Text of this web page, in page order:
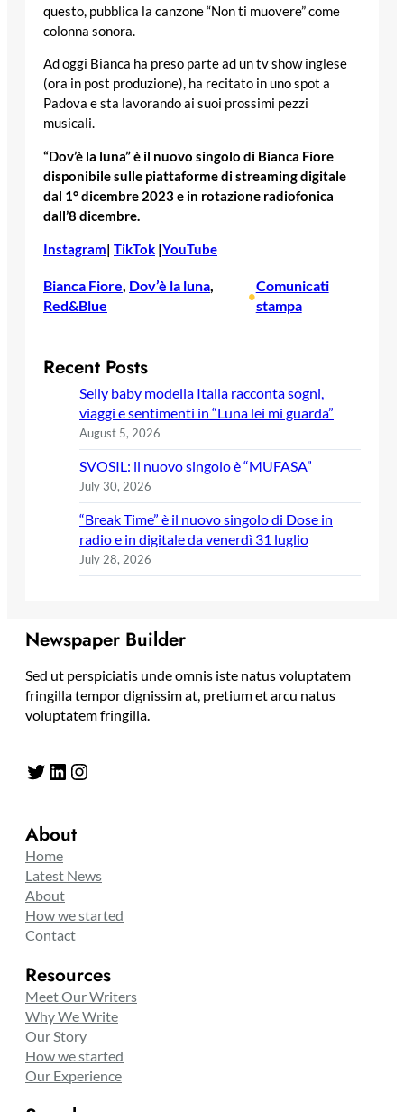
questo, pubblica la canzone “Non ti muovere” come
colonna sonora.
Ad oggi Bianca ha preso parte ad un tv show inglese
(ora in post produzione), ha recitato in uno spot a
Padova e sta lavorando ai suoi prossimi pezzi
musicali.
“Dov’è la luna” è il nuovo singolo di Bianca Fiore
disponibile sulle piattaforme di streaming digitale
dal 1° dicembre 2023 e in rotazione radiofonica
dall’8 dicembre.
Instagram| TikTok |YouTube
Bianca Fiore, Dov’è la luna
Red&Blue
•
Comunicati
stampa
Recent Posts
Selly baby modella Italia racconta sogni,
viaggi e sentimenti in “Luna lei mi guarda”
August 5, 2026
SVOSIL: il nuovo singolo è “MUFASA”
July 30, 2026
“Break Time” è il nuovo singolo di Dose in
radio e in digitale da venerdì 31 luglio
July 28, 2026
Newspaper Builder
Sed ut perspiciatis unde omnis iste natus voluptatem
fringilla tempor dignissim at, pretium et arcu natus
voluptatem fringilla.
Twitter LinkedIn Instagram
About
Home
Latest News
About
How we started
Contact
Resources
Meet Our Writers
Why We Write
Our Story
How we started
Our Experience